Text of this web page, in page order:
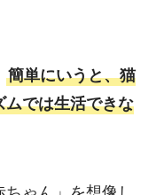
簡単にいうと、猫
ムでは生活できな